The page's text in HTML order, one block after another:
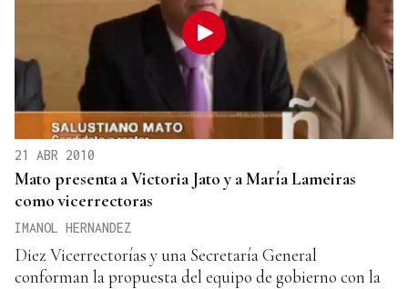
21 ABR 2010
Mato presenta a Victoria Jato y a María Lameiras
como vicerrectoras
IMANOL HERNANDEZ
Diez Vicerrectorías y una Secretaría General
conforman la propuesta del equipo de gobierno con la